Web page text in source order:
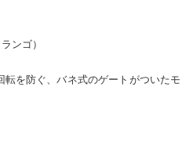
ンゴ）
転を防ぐ、バネ式のゲートがついたモ